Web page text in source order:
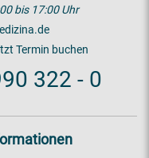
bis 17:00 Uhr
Termin buchen
322 - 0